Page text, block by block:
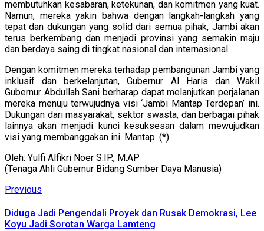
membutuhkan kesabaran, ketekunan, dan komitmen yang kuat.
Namun, mereka yakin bahwa dengan langkah-langkah yang
tepat dan dukungan yang solid dari semua pihak, Jambi akan
terus berkembang dan menjadi provinsi yang semakin maju
dan berdaya saing di tingkat nasional dan internasional.
Dengan komitmen mereka terhadap pembangunan Jambi yang
inklusif dan berkelanjutan, Gubernur Al Haris dan Wakil
Gubernur Abdullah Sani berharap dapat melanjutkan perjalanan
mereka menuju terwujudnya visi ‘Jambi Mantap Terdepan’ ini.
Dukungan dari masyarakat, sektor swasta, dan berbagai pihak
lainnya akan menjadi kunci kesuksesan dalam mewujudkan
visi yang membanggakan ini. Mantap. (*)
Oleh: Yulfi Alfikri Noer S.IP., M.AP
(Tenaga Ahli Gubernur Bidang Sumber Daya Manusia)
Continue
Reading
Previous
Diduga Jadi Pengendali Proyek dan Rusak Demokrasi, Lee
Koyu Jadi Sorotan Warga Lamteng